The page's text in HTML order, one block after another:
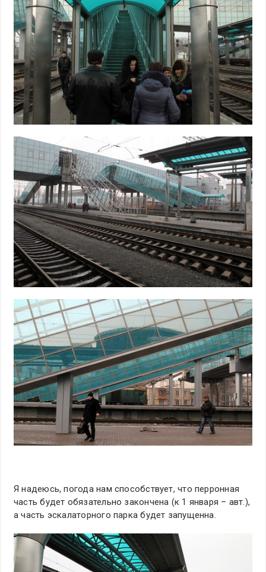
Я надеюсь, погода нам способствует, что перронная
часть будет обязательно закончена (к 1 января – авт.),
а часть эскалаторного парка будет запущенна.